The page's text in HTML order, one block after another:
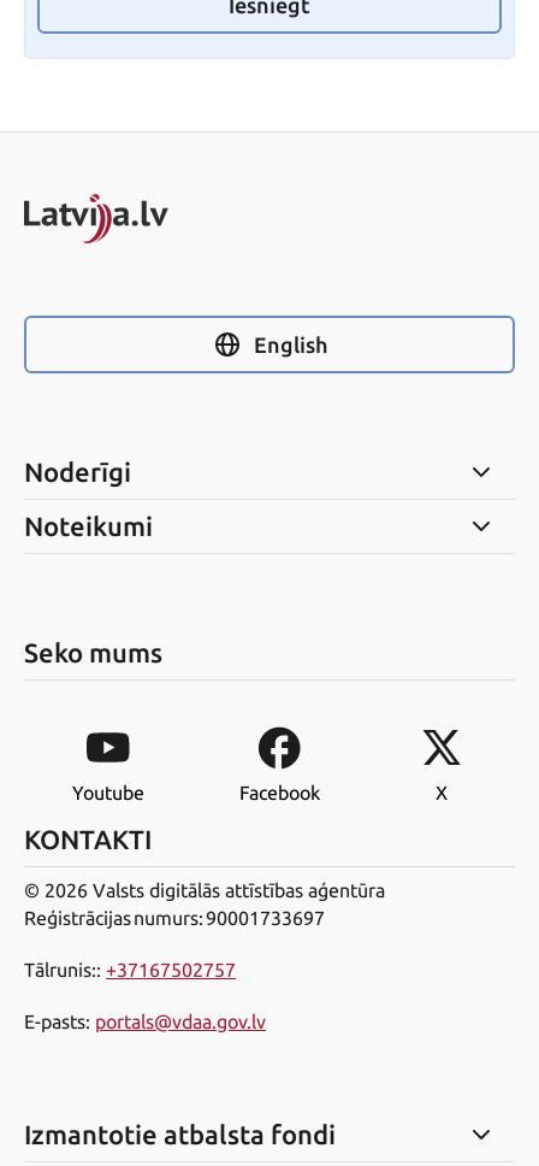
Iesniegt
English
Noderīgi
Noteikumi
Seko mums
Youtube Facebook X
KONTAKTI
© 2026 Valsts digitālās attīstības aģentūra
Reģistrācijas numurs: 90001733697
Tālrunis:: +37167502757
E-pasts: portals@vdaa.gov.lv
Izmantotie atbalsta fondi